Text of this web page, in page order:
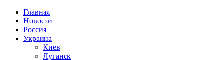
Главная
Новости
Россия
Украина
Киев
Луганск